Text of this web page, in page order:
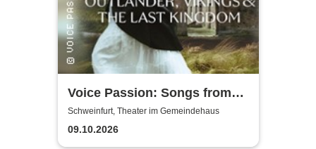
Voice Passion: Songs from
Outlander, Vikings & The Last
Kingdom
Schweinfurt, Theater im Gemeindehaus
09.10.2026